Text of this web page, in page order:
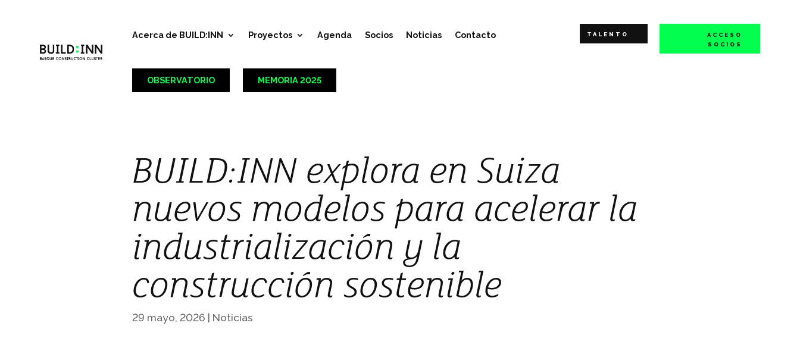
Acerca de BUILD:INN Proyectos Agenda Socios Noticias Contacto
OBSERVATORIO MEMORIA 2025
TALENTO
ACCESO
SOCIOS
BUILD:INN explora en Suiza
nuevos modelos para acelerar la
industrialización y la
construcción sostenible
29 mayo, 2026 | Noticias